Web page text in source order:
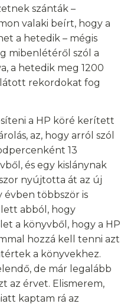
szánták –
valaki beírt, hogy a
a hetedik – mégis
mibenlétéről szól a
a hetedik meg 1200
látott rekordokat fog
a HP köré kerített
az, hogy arról szól
13
és egy kislánynak
nyújtotta át az új
évben többször is
abból, hogy
a könyvből, hogy a HP
hozzá kell tenni azt
a könyvekhez.
de már legalább
az érvet. Elismerem,
kaptam rá az